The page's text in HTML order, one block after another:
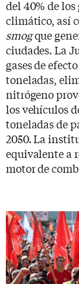
del 40% de
climático, así
smogque
ciudades. La
gases de
toneladas,
nitrógeno
los vehículos
toneladas de
2050. La
equivalente a
motor de